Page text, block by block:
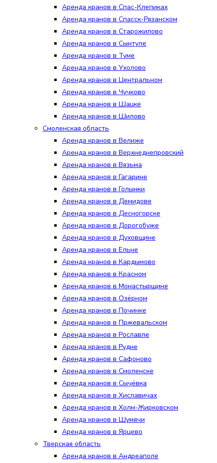
Аренда кранов в Спас-Клепиках
Аренда кранов в Спасск-Рязанском
Аренда кранов в Старожилово
Аренда кранов в Сынтуле
Аренда кранов в Туме
Аренда кранов в Ухолово
Аренда кранов в Центральном
Аренда кранов в Чучково
Аренда кранов в Шацке
Аренда кранов в Шилово
Смоленская область
Аренда кранов в Велиже
Аренда кранов в Верхнеднепровский
Аренда кранов в Вязьма
Аренда кранов в Гагарине
Аренда кранов в Голынки
Аренда кранов в Демидове
Аренда кранов в Десногорске
Аренда кранов в Дорогобуже
Аренда кранов в Духовщине
Аренда кранов в Ельне
Аренда кранов в Кардымово
Аренда кранов в Красном
Аренда кранов в Монастырщине
Аренда кранов в Озёрном
Аренда кранов в Починке
Аренда кранов в Пржевальском
Аренда кранов в Рославле
Аренда кранов в Рудне
Аренда кранов в Сафоново
Аренда кранов в Смоленске
Аренда кранов в Сычёвка
Аренда кранов в Хиславичах
Аренда кранов в Холм-Жирковском
Аренда кранов в Шумячи
Аренда кранов в Ярцево
Тверская область
Аренда кранов в Андреаполе